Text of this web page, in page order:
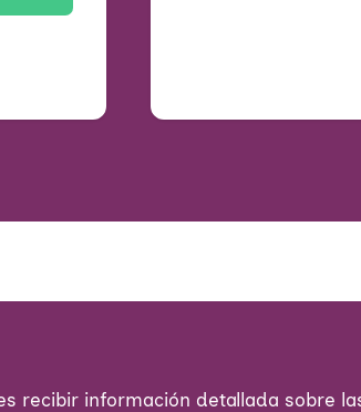
recibir información detallada sobre